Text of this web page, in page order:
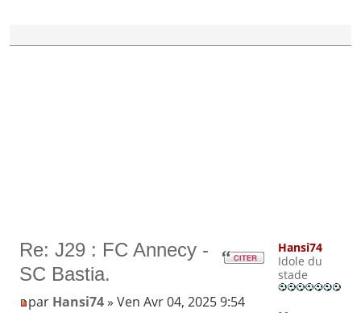
Re: J29 : FC Annecy -
SC Bastia.
par Hansi74» Ven Avr 04, 2025 9:54
Hansi74
Idole du
stade